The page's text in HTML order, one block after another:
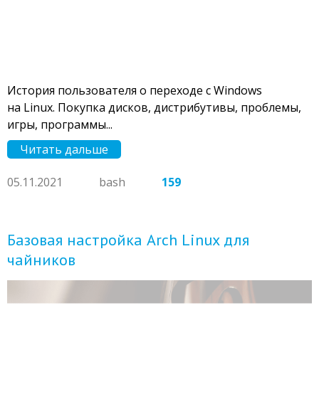
История пользователя о переходе с Windows
на Linux. Покупка дисков, дистрибутивы, проблемы,
игры, программы...
Читать дальше
05.11.2021 bash 159
Базовая настройка Arch Linux для
чайников